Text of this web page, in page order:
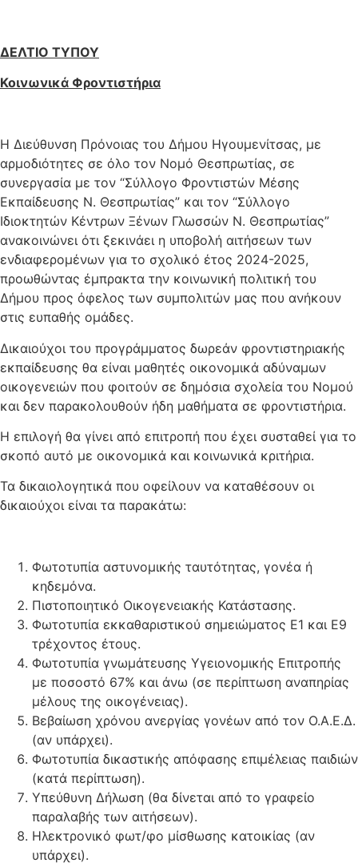
ΔΕΛΤΙΟ ΤΥΠΟΥ
Κοινωνικά Φροντιστήρια
Η Διεύθυνση Πρόνοιας του Δήμου Ηγουμενίτσας, με
αρμοδιότητες σε όλο τον Νομό Θεσπρωτίας, σε
συνεργασία με τον “Σύλλογο Φροντιστών Μέσης
Εκπαίδευσης Ν. Θεσπρωτίας” και τον “Σύλλογο
Ιδιοκτητών Κέντρων Ξένων Γλωσσών Ν. Θεσπρωτίας”
ανακοινώνει ότι ξεκινάει η υποβολή αιτήσεων των
ενδιαφερομένων για το σχολικό έτος 2024-2025,
προωθώντας έμπρακτα την κοινωνική πολιτική του
Δήμου προς όφελος των συμπολιτών μας που ανήκουν
στις ευπαθής ομάδες.
Δικαιούχοι του προγράμματος δωρεάν φροντιστηριακής
εκπαίδευσης θα είναι μαθητές οικονομικά αδύναμων
οικογενειών που φοιτούν σε δημόσια σχολεία του Νομού
και δεν παρακολουθούν ήδη μαθήματα σε φροντιστήρια.
Η επιλογή θα γίνει από επιτροπή που έχει συσταθεί για το
σκοπό αυτό με οικονομικά και κοινωνικά κριτήρια.
Τα δικαιολογητικά που οφείλουν να καταθέσουν οι
δικαιούχοι είναι τα παρακάτω:
Φωτοτυπία αστυνομικής ταυτότητας, γονέα ή
κηδεμόνα.
Πιστοποιητικό Οικογενειακής Κατάστασης.
Φωτοτυπία εκκαθαριστικού σημειώματος E1 και Ε9
τρέχοντος έτους.
Φωτοτυπία γνωμάτευσης Υγειονομικής Επιτροπής
με ποσοστό 67% και άνω (σε περίπτωση αναπηρίας
μέλους της οικογένειας).
Βεβαίωση χρόνου ανεργίας γονέων από τον Ο.Α.Ε.Δ.
(αν υπάρχει).
Φωτοτυπία δικαστικής απόφασης επιμέλειας παιδιών
(κατά περίπτωση).
Υπεύθυνη Δήλωση (θα δίνεται από το γραφείο
παραλαβής των αιτήσεων).
Ηλεκτρονικό φωτ/φο μίσθωσης κατοικίας (αν
υπάρχει).